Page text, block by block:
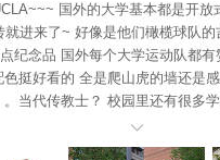
国外的大学基本都是开放
就进来了~ 好像是他们橄榄球队的
纪念品 国外每个大学运动队都
挺好看的 全是爬山虎的墙还是
当代传教士？ 校园里还有很多
大概是学习太用功了吧？看到的靓
~ 看起来一点都不怕人 我感觉随
